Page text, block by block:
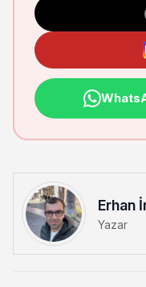
Erhan
Yazar